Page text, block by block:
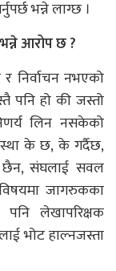
भन्ने लाग्छ ।
आरोप छ ?
निर्वाचन नभएको
पनि हो की जस्तो
लिन नसकेको
के छ, के गर्दैछ,
छैन, संघलाई सवल
जागरुकका
लेखापरिक्षक
भोट हाल्नजस्ता